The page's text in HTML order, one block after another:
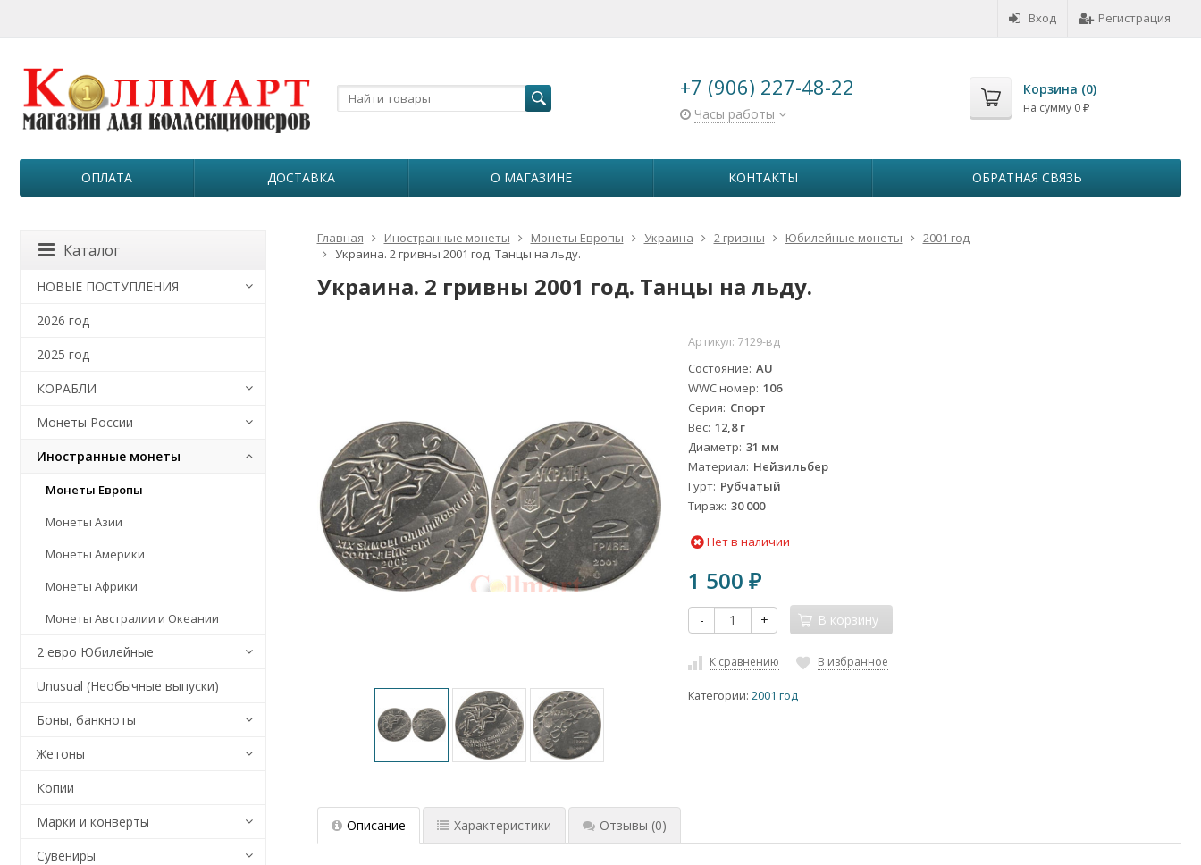
Вход Регистрация
+7 (906) 227-48-22
Часы работы
Корзина (0)
на сумму 0 ₽
ОПЛАТА ДОСТАВКА О МАГАЗИНЕ КОНТАКТЫ ОБРАТНАЯ СВЯЗЬ
Главная Иностранные монеты Монеты Европы Украина 2 гривны Юбилейные монеты
2001 год
Украина. 2 гривны 2001 год. Танцы на льду.
Украина. 2 гривны 2001 год. Танцы на льду.
Артикул: 7129-вд
Состояние AU
WWC номер 106
Серия Спорт
Вес 12,8 г
Диаметр 31 мм
Материал Нейзильбер
Гурт Рубчатый
Тираж 30 000
Нет в наличии
1 500₽
- + В корзину
К сравнению В избранное
Категории:2001 год
Описание Характеристики Отзывы (0)
Каталог
НОВЫЕ ПОСТУПЛЕНИЯ
2026 год
2025 год
КОРАБЛИ
Монеты России
Иностранные монеты
Монеты Европы
Монеты Азии
Монеты Америки
Монеты Африки
Монеты Австралии и Океании
2 евро Юбилейные
Unusual (Необычные выпуски)
Боны, банкноты
Жетоны
Копии
Марки и конверты
Сувениры